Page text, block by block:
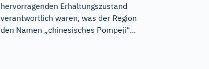
hervorragenden Erhaltungszustand
verantwortlich waren, was der Region
den Namen „chinesisches Pompeji“...